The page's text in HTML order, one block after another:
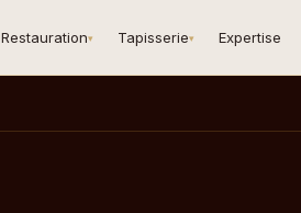
Restauration▾ Tapisserie▾ Expertise